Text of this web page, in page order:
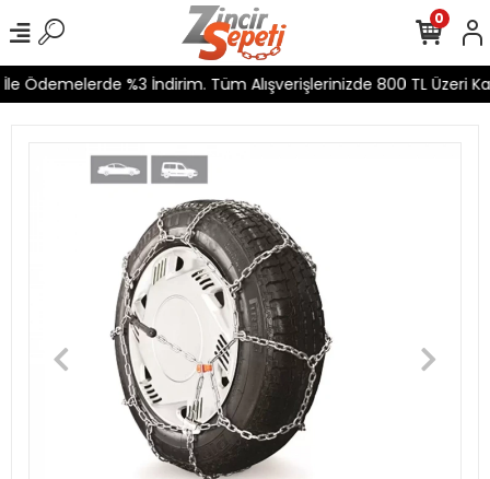
Ödemelerde %3 İndirim. Tüm Alışverişlerinizde 800 TL Üzeri
0